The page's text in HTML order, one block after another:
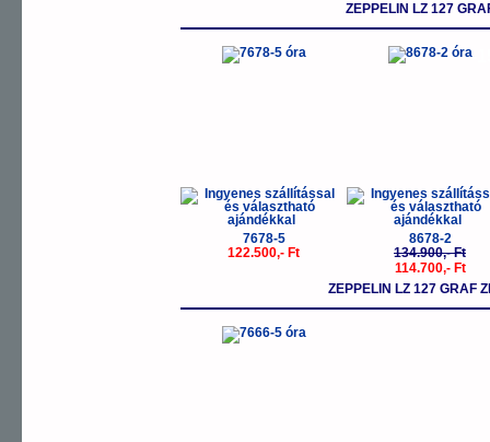
ZEPPELIN LZ 127
7678-5
122.500,- Ft
-
8678-2
134.900,- Ft
114.700,- Ft
ZEPPELIN LZ 127 GRAF